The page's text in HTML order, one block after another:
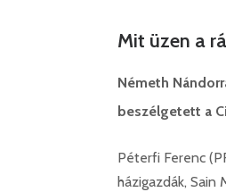
Mit üzen a
Németh
beszélgetett a
Péterfi Ferenc
házigazdák,